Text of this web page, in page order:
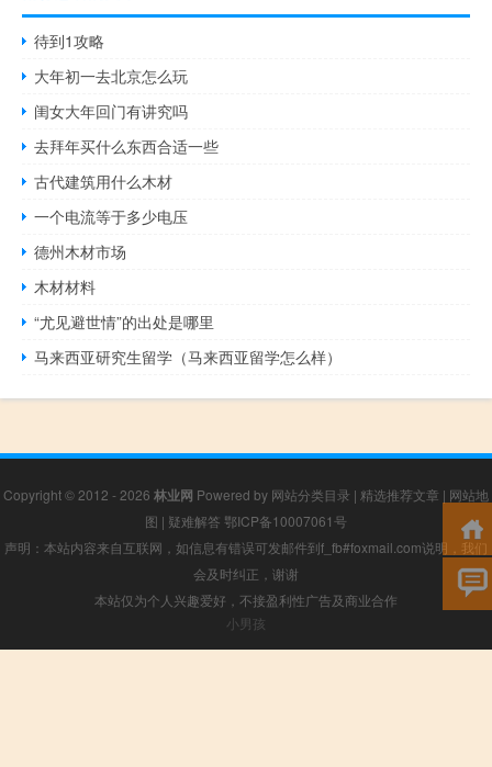
待到1攻略
大年初一去北京怎么玩
闺女大年回门有讲究吗
去拜年买什么东西合适一些
古代建筑用什么木材
一个电流等于多少电压
德州木材市场
木材材料
“尤见避世情”的出处是哪里
马来西亚研究生留学（马来西亚留学怎么样）
Copyright © 2012 - 2026 林业网 Powered by 网站分类目录 | 精选推荐文章 | 网站地
图 | 疑难解答 鄂ICP备10007061号
声明：本站内容来自互联网，如信息有错误可发邮件到f_fb#foxmail.com说明，我们
会及时纠正，谢谢
本站仅为个人兴趣爱好，不接盈利性广告及商业合作
小男孩